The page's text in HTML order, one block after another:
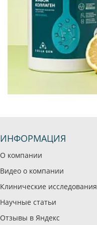
ИНФОРМАЦИЯ
О компании
Видео о компании
Клинические исследования
Научные статьи
Отзывы в Яндекс